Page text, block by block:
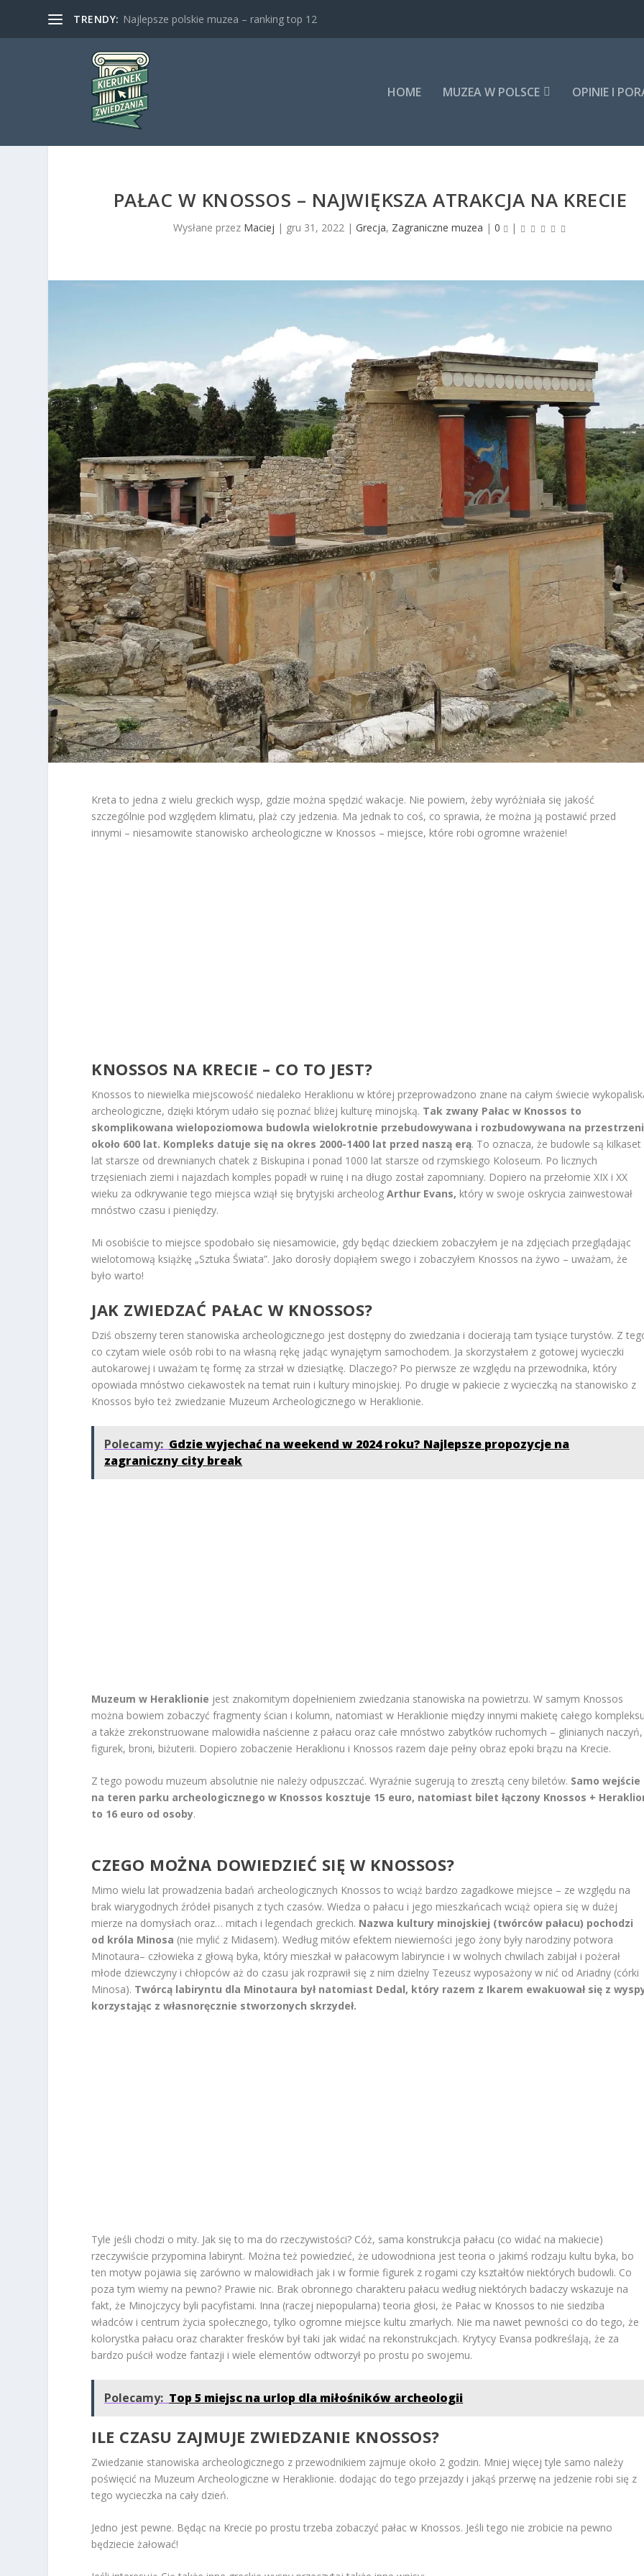
TRENDY: Najlepsze polskie muzea – ranking top 12
HOME MUZEA W POLSCE OPINIE I
PAŁAC W KNOSSOS – NAJWIĘKSZA ATRAKCJA NA KRECIE
Wysłane przez Maciej | gru 31, 2022 | Grecja, Zagraniczne muzea | 0 |
Kreta to jedna z wielu greckich wysp, gdzie można spędzić wakacje. Nie powiem, żeby wyróżniała się jakość
szczególnie pod względem klimatu, plaż czy jedzenia. Ma jednak to coś, co sprawia, że można ją postawić przed
innymi – niesamowite stanowisko archeologiczne w Knossos – miejsce, które robi ogromne wrażenie!
KNOSSOS NA KRECIE – CO TO JEST?
Knossos to niewielka miejscowość niedaleko Heraklionu w której przeprowadzono znane na całym świecie
archeologiczne, dzięki którym udało się poznać bliżej kulturę minojską. Tak zwany Pałac w Knossos to
skomplikowana wielopoziomowa budowla wielokrotnie przebudowywana i rozbudowywana na przestrzeni
około 600 lat. Kompleks datuje się na okres 2000-1400 lat przed naszą erą. To oznacza, że budowle są kilkaset
lat starsze od drewnianych chatek z Biskupina i ponad 1000 lat starsze od rzymskiego Koloseum. Po licznych
trzęsieniach ziemi i najazdach komples popadł w ruinę i na długo został zapomniany. Dopiero na przełomie XIX i XX
wieku za odkrywanie tego miejsca wziął się brytyjski archeologArthur Evans, który w swoje oskrycia zainwestował
mnóstwo czasu i pieniędzy.
Mi osobiście to miejsce spodobało się niesamowicie, gdy będąc dzieckiem zobaczyłem je na zdjęciach przeglądając
wielotomową książkę „Sztuka Świata”. Jako dorosły dopiąłem swego i zobaczyłem Knossos na żywo – uważam, że
było warto!
JAK ZWIEDZAĆ PAŁAC W KNOSSOS?
Dziś obszerny teren stanowiska archeologicznego jest dostępny do zwiedzania i docierają tam tysiące turystów. Z
co czytam wiele osób robi to na własną rękę jadąc wynajętym samochodem. Ja skorzystałem z gotowej wycieczki
autokarowej i uważam tę formę za strzał w dziesiątkę. Dlaczego? Po pierwsze ze względu na przewodnika, który
opowiada mnóstwo ciekawostek na temat ruin i kultury minojskiej. Po drugie w pakiecie z wycieczką na stanowisko z
Knossos było też zwiedzanie Muzeum Archeologicznego w Heraklionie.
Polecamy: Gdzie wyjechać na weekend w 2024 roku? Najlepsze propozycje na
zagraniczny city break
Muzeum w Heraklionie jest znakomitym dopełnieniem zwiedzania stanowiska na powietrzu. W samym Knossos
można bowiem zobaczyć fragmenty ścian i kolumn, natomiast w Heraklionie między innymi makietę całego
a także zrekonstruowane malowidła naścienne z pałacu oraz całe mnóstwo zabytków ruchomych – glinianych naczyń,
figurek, broni, biżuterii. Dopiero zobaczenie Heraklionu i Knossos razem daje pełny obraz epoki brązu na Krecie.
Z tego powodu muzeum absolutnie nie należy odpuszczać. Wyraźnie sugerują to zresztą ceny biletów. Samo wejście
na teren parku archeologicznego w Knossos kosztuje 15 euro, natomiast bilet łączony Knossos +
to 16 euro od osoby.
CZEGO MOŻNA DOWIEDZIEĆ SIĘ W KNOSSOS?
Mimo wielu lat prowadzenia badań archeologicznych Knossos to wciąż bardzo zagadkowe miejsce – ze względu na
brak wiarygodnych źródeł pisanych z tych czasów. Wiedza o pałacu i jego mieszkańcach wciąż opiera się w dużej
mierze na domysłach oraz… mitach i legendach greckich. Nazwa kultury minojskiej (twórców pałacu) pochodzi
od króla Minosa (nie mylić z Midasem). Według mitów efektem niewierności jego żony były narodziny potwora
Minotaura– człowieka z głową byka, który mieszkał w pałacowym labiryncie i w wolnych chwilach zabijał i pożerał
młode dziewczyny i chłopców aż do czasu jak rozprawił się z nim dzielny Tezeusz wyposażony w nić od Ariadny (córki
Minosa). Twórcą labiryntu dla Minotaura był natomiast Dedal, który razem z Ikarem ewakuował się z
korzystając z własnoręcznie stworzonych skrzydeł.
Tyle jeśli chodzi o mity. Jak się to ma do rzeczywistości? Cóż, sama konstrukcja pałacu (co widać na makiecie)
rzeczywiście przypomina labirynt. Można też powiedzieć, że udowodniona jest teoria o jakimś rodzaju kultu byka, bo
ten motyw pojawia się zarówno w malowidłach jak i w formie figurek z rogami czy kształtów niektórych budowli. Co
poza tym wiemy na pewno? Prawie nic. Brak obronnego charakteru pałacu według niektórych badaczy wskazuje na
fakt, że Minojczycy byli pacyfistami. Inna (raczej niepopularna) teoria głosi, że Pałac w Knossos to nie siedziba
władców i centrum życia społecznego, tylko ogromne miejsce kultu zmarłych. Nie ma nawet pewności co do tego, że
kolorystka pałacu oraz charakter fresków był taki jak widać na rekonstrukcjach. Krytycy Evansa podkreślają, że za
bardzo puścił wodze fantazji i wiele elementów odtworzył po prostu po swojemu.
Polecamy: Top 5 miejsc na urlop dla miłośników archeologii
ILE CZASU ZAJMUJE ZWIEDZANIE KNOSSOS?
Zwiedzanie stanowiska archeologicznego z przewodnikiem zajmuje około 2 godzin. Mniej więcej tyle samo należy
poświęcić na Muzeum Archeologiczne w Heraklionie. dodając do tego przejazdy i jakąś przerwę na jedzenie robi się z
tego wycieczka na cały dzień.
Jedno jest pewne. Będąc na Krecie po prostu trzeba zobaczyć pałac w Knossos. Jeśli tego nie zrobicie na pewno
będziecie żałować!